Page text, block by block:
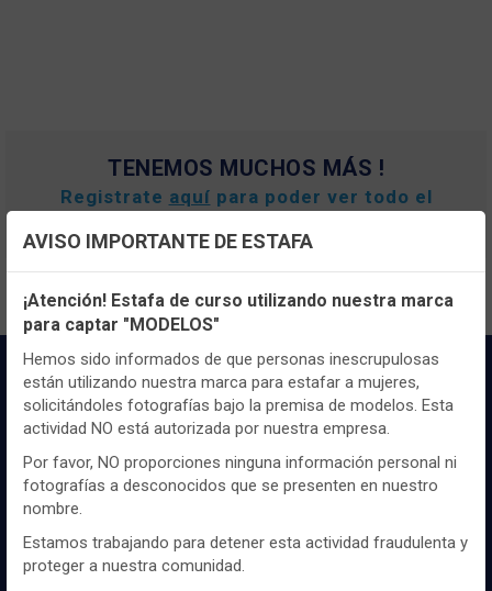
TENEMOS MUCHOS MÁS !
Registrate aquí para poder ver todo el
Distribuidor y mayorista textil de las mejores
mercado, marcas tanto nacionales como
Configuración de cookies
Utilizamos cookies propias y de terceros, de sesión o
persistentes, para hacer funcionar de manera segura nuestra
página web y personalizar su contenido.
Igualmente, utilizamos cookies para medir y obtener datos de
la navegación que realizas y para ajustar el contenido a tus
gustos y preferencias.
Puedesconfigurary aceptar el uso de cookies a tu gusto.
Para obtener más información visita nuestra
cookies.
AVISO IMPORTANTE DE ESTAFA
¡Atención! Estafa de curso utilizando nuestra marca
para captar "MODELOS"
Hemos sido informados de que personas inescrupulosas
están utilizando nuestra marca para estafar a mujeres,
solicitándoles fotografías bajo la premisa de modelos. Esta
actividad NO está autorizada por nuestra empresa.
Por favor, NO proporciones ninguna información personal ni
fotografías a desconocidos que se presenten en nuestro
nombre.
Estamos trabajando para detener esta actividad fraudulenta y
proteger a nuestra comunidad.